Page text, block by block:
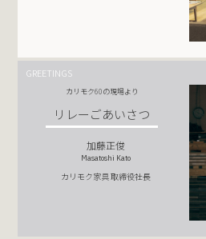
GREETINGS
カリモク60の現場より
リレーごあいさつ
加藤正俊
Masatoshi Kato
カリモク家具 取締役社長